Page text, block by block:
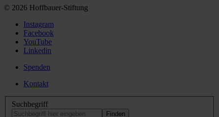
© 2026 Hoffbauer-Stiftung
Instagram
Facebook
YouTube
Linkedin
Spenden
Kontakt
Suchbegriff